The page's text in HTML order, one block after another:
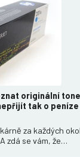
originální
tak o peníze
za každých
zdá se vám, že…